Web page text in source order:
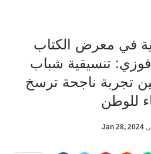
في معرض الكتاب
تنسيقية شباب
تجربة ناجحة ترسخ
للوطن
Jan 28, 2024